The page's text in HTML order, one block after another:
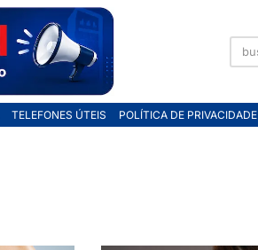
TELEFONES ÚTEIS POLÍTICA DE PRIVACIDADE